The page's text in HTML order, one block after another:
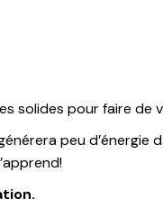
solides pour faire de
peu d’énergie